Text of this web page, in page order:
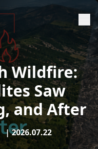
Wildfire:
Saw
and After
| 2026.07.22